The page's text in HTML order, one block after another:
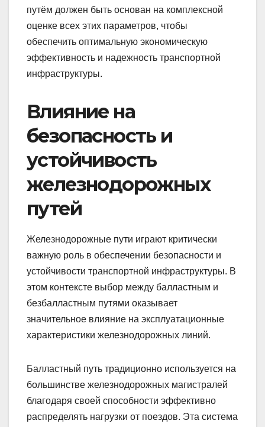
путём должен быть основан на комплексной
оценке всех этих параметров, чтобы
обеспечить оптимальную экономическую
эффективность и надежность транспортной
инфраструктуры.
Влияние на
безопасность и
устойчивость
железнодорожных
путей
Железнодорожные пути играют критически
важную роль в обеспечении безопасности и
устойчивости транспортной инфраструктуры. В
этом контексте выбор между балластным и
безбалластным путями оказывает
значительное влияние на эксплуатационные
характеристики железнодорожных линий.
Балластный путь традиционно используется на
большинстве железнодорожных магистралей
благодаря своей способности эффективно
распределять нагрузки от поездов. Эта система